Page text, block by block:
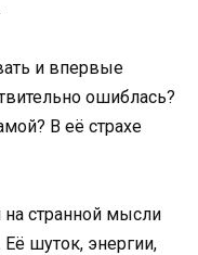
и впервые
ошиблась?
В её страхе
странной мысли
шуток, энергии,